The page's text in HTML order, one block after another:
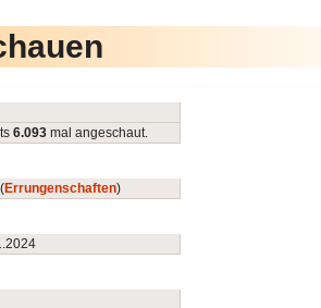
6.093 mal angeschaut.
Errungenschaften)